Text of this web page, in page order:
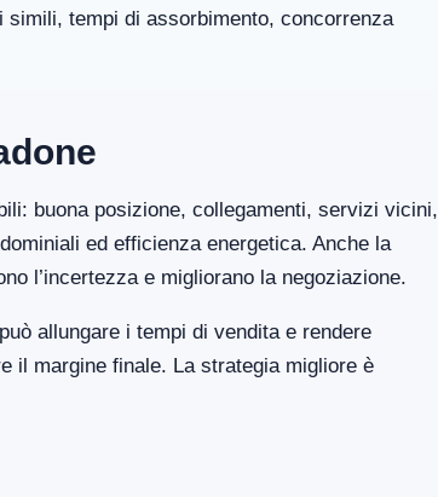
tempi di assorbimento, concorrenza
buona posizione, collegamenti, servizi vicini,
ed efficienza energetica. Anche la
l’incertezza e migliorano la negoziazione.
allungare i tempi di vendita e rendere
il margine finale. La strategia migliore è